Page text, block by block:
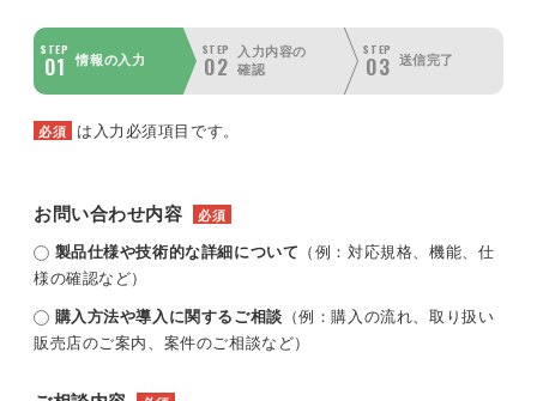
STEP
01 情報の入力
STEP
02
入力内容の
確認
STEP
03 送信完了
必須 は入力必須項目です。
お問い合わせ内容 必須
製品仕様や技術的な詳細について （例：対応規格、機能、仕
様の確認など）
購入方法や導入に関するご相談 （例：購入の流れ、取り扱い
販売店のご案内、案件のご相談など）